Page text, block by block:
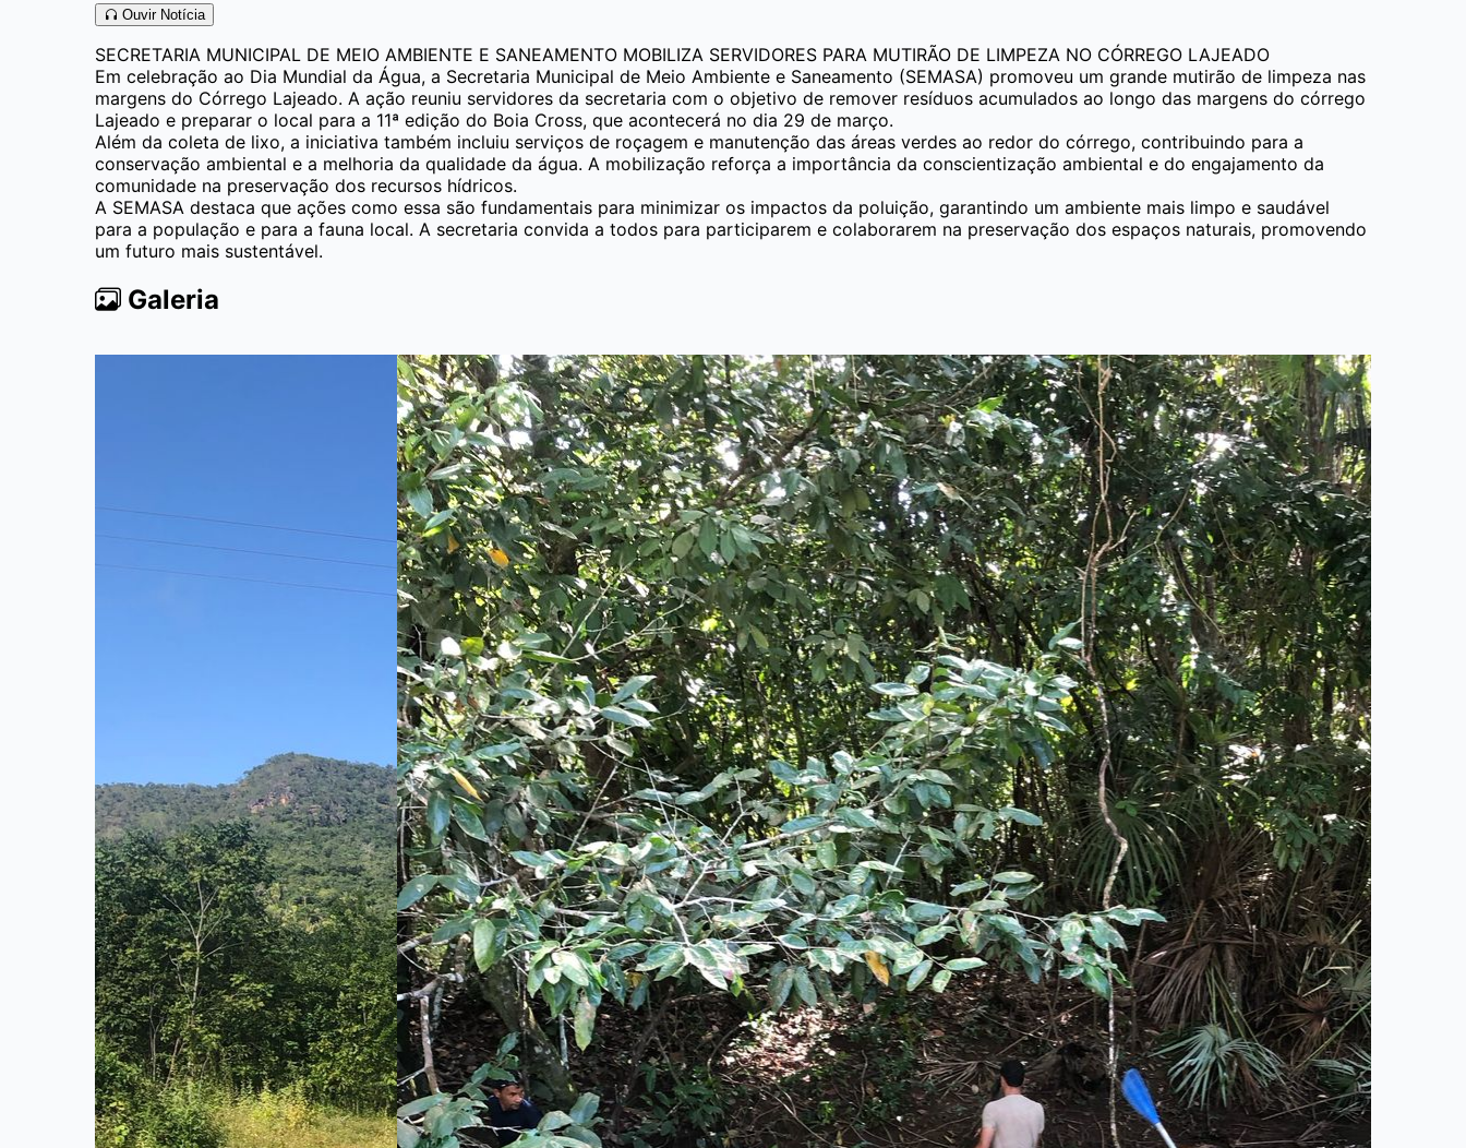
Ouvir Notícia
SECRETARIA MUNICIPAL DE MEIO AMBIENTE E SANEAMENTO MOBILIZA SERVIDORES PARA MUTIRÃO DE LIMPEZA NO CÓRREGO LAJEADO
Em celebração ao Dia Mundial da Água, a Secretaria Municipal de Meio Ambiente e Saneamento (SEMASA) promoveu um grande mutirão de limpeza nas
margens do Córrego Lajeado. A ação reuniu servidores da secretaria com o objetivo de remover resíduos acumulados ao longo das margens do córrego
Lajeado e preparar o local para a 11ª edição do Boia Cross, que acontecerá no dia 29 de março.
Além da coleta de lixo, a iniciativa também incluiu serviços de roçagem e manutenção das áreas verdes ao redor do córrego, contribuindo para a
conservação ambiental e a melhoria da qualidade da água. A mobilização reforça a importância da conscientização ambiental e do engajamento da
comunidade na preservação dos recursos hídricos.
A SEMASA destaca que ações como essa são fundamentais para minimizar os impactos da poluição, garantindo um ambiente mais limpo e saudável
para a população e para a fauna local. A secretaria convida a todos para participarem e colaborarem na preservação dos espaços naturais, promovendo
um futuro mais sustentável.
Galeria